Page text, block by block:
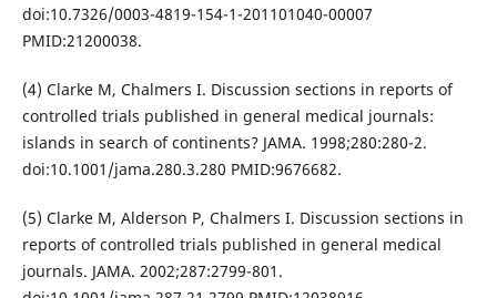
doi:10.7326/0003-4819-154-1-201101040-00007
PMID:21200038.
(4) Clarke M, Chalmers I. Discussion sections in reports of
controlled trials published in general medical journals:
islands in search of continents? JAMA. 1998;280:280-2.
doi:10.1001/jama.280.3.280 PMID:9676682.
(5) Clarke M, Alderson P, Chalmers I. Discussion sections in
reports of controlled trials published in general medical
journals. JAMA. 2002;287:2799-801.